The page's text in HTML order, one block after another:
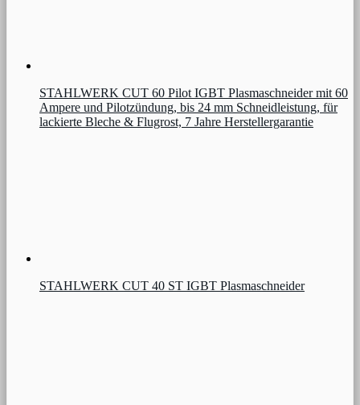
STAHLWERK CUT 60 Pilot IGBT Plasmaschneider mit 60
Ampere und Pilotzündung, bis 24 mm Schneidleistung, für
lackierte Bleche & Flugrost, 7 Jahre Herstellergarantie
STAHLWERK CUT 40 ST IGBT Plasmaschneider